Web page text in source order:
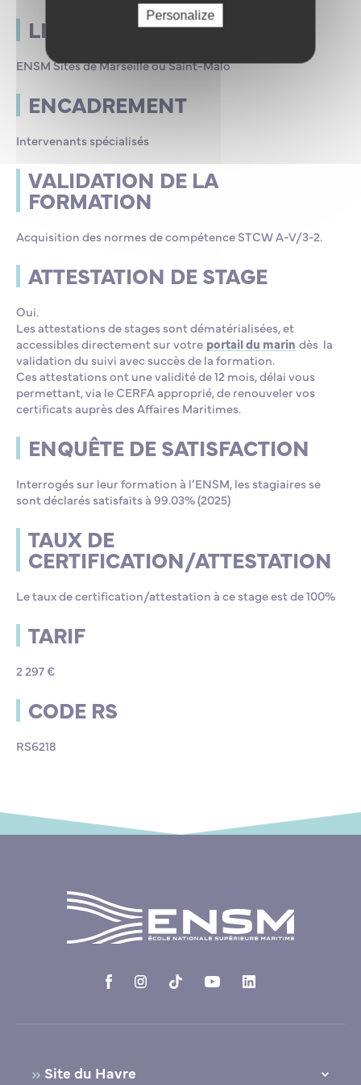
LIEU DU STAGE
ENSM Sites de Marseille ou Saint-Malo
ENCADREMENT
Intervenants spécialisés
VALIDATION DE LA
FORMATION
Acquisition des normes de compétence STCW A-V/3-2.
ATTESTATION DE STAGE
Oui.
Les attestations de stages sont dématérialisées, et
accessibles directement sur votre portail du marin dès la
validation du suivi avec succès de la formation.
Ces attestations ont une validité de 12 mois, délai vous
permettant, via le CERFA approprié, de renouveler vos
certificats auprès des Affaires Maritimes.
ENQUÊTE DE SATISFACTION
Interrogés sur leur formation à l’ENSM, les stagiaires se
sont déclarés satisfaits à 99.03% (2025)
TAUX DE
CERTIFICATION/ATTESTATION
Le taux de certification/attestation à ce stage est de 100%
TARIF
2 297 €
CODE RS
RS6218
Site du Havre
Personalize